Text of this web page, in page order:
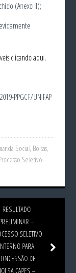
(Anexo II);
clicando aqui.
PPGCF/UNIFAP
Social, Bolsas,
Seletivo
RESULTADO
PRELIMINAR –
SELETIVO
PARA
DE
CAPES –